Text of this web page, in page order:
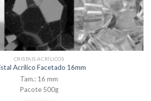
CRISTAIS ACRÍLICOS
Acrílico Facetado 16mm
Tam.: 16 mm
Pacote 500g